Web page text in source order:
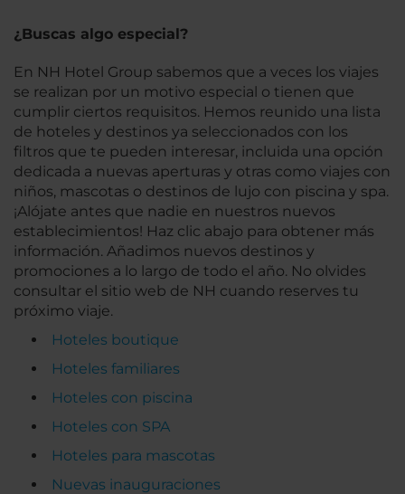
¿Buscas algo especial?
En NH Hotel Group sabemos que a veces los viajes
se realizan por un motivo especial o tienen que
cumplir ciertos requisitos. Hemos reunido una lista
de hoteles y destinos ya seleccionados con los
filtros que te pueden interesar, incluida una opción
dedicada a nuevas aperturas y otras como viajes con
niños, mascotas o destinos de lujo con piscina y spa.
¡Alójate antes que nadie en nuestros nuevos
establecimientos! Haz clic abajo para obtener más
información. Añadimos nuevos destinos y
promociones a lo largo de todo el año. No olvides
consultar el sitio web de NH cuando reserves tu
próximo viaje.
Hoteles boutique
Hoteles familiares
Hoteles con piscina
Hoteles con SPA
Hoteles para mascotas
Nuevas inauguraciones